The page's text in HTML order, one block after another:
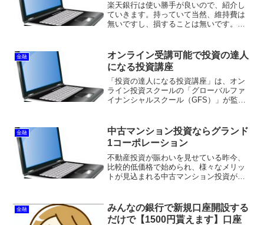
楽天銀行は使い勝手が良いので、紹介し
ていきます。持っていて当然、維持費は
無いですし、損することは無いです。開
に使う予定はなくとも、いざという時に
便利です。結論からいうと...
金融
オンライン受講可能で投資の達人
になる投資講座
「投資の達人になる投資講座」は、オン
ライン投資スクールの「グローバルファ
イナンシャルスクール（GFS）」が監
の人だけをスクールの本部オフィスがあ
る田町（東京・港区）...
金融
中古マンション投資ならグランド
1コーポレーション
不動産投資が賑わいを見せている昨今、
比較的低価格で始められ、様々なメリッ
トが見込まれる中古マンション投資が注
ょうか？注意点も含めて、初心者に中古
マンション投資が適してい...
金融
みんなの銀行で新規口座開設する
だけで【1500円貰えます】口座